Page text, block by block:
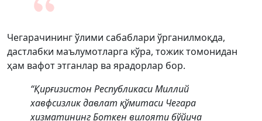
Чегарачининг ўлими сабаблари ўрганилмоқда,
дастлабки маълумотларга кўра, тожик томонидан
ҳам вафот этганлар ва ярадорлар бор.
“Қирғизистон Республикаси Миллий
хавфсизлик давлат қўмитаси Чегара
хизматининг Боткен вилояти бўйича